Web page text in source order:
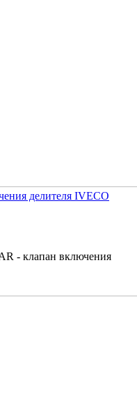
делителя IVECO
- клапан включения